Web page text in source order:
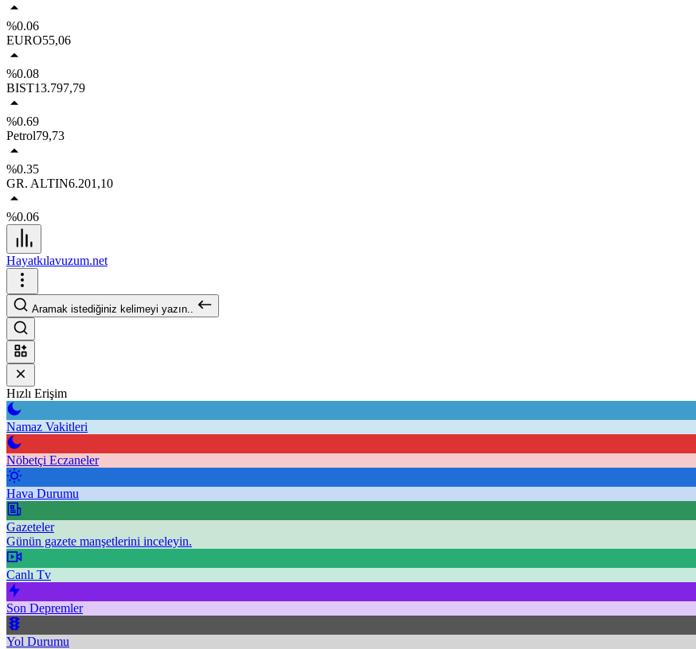
%0.06
EURO55,06
%0.08
BIST13.797,79
%0.69
Petrol79,73
%0.35
GR. ALTIN6.201,10
%0.06
Hayatkılavuzum.net
Aramak istediğiniz kelimeyi yazın..
Hızlı Erişim
Namaz Vakitleri
Nöbetçi Eczaneler
Hava Durumu
Gazeteler
Günün gazete manşetlerini inceleyin.
Canlı Tv
Son Depremler
Yol Durumu